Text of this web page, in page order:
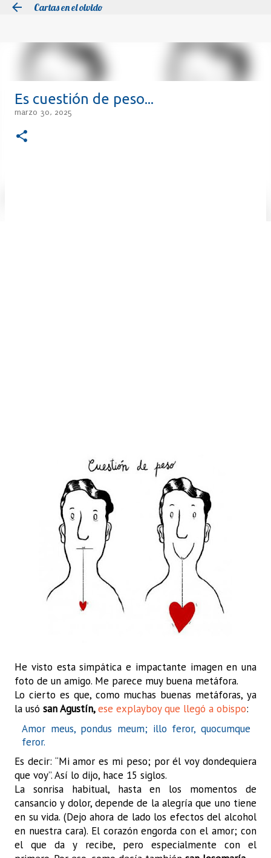
Cartas en el olvido
Es cuestión de peso...
marzo 30, 2025
He visto esta simpática e impactante imagen en una
foto de un amigo. Me parece muy buena metáfora.
Lo cierto es que, como muchas buenas metáforas, ya
la usó san Agustín,ese explayboy que llegó a obispo:
Amor meus, pondus meum; illo feror, quocumque
feror.
Es decir: “Mi amor es mi peso; por él voy dondequiera
que voy”. Así lo dijo, hace 15 siglos.
La sonrisa habitual, hasta en los momentos de
cansancio y dolor, depende de la alegría que uno tiene
en su vida. (Dejo ahora de lado los efectos del alcohol
en nuestra cara). El corazón engorda con el amor; con
el que da y recibe, pero especialmente con el